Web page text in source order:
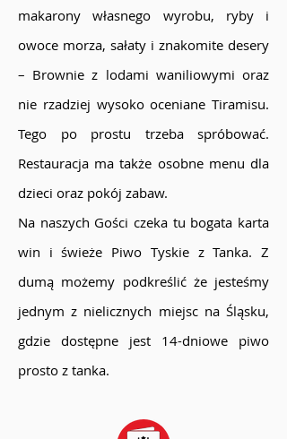
makarony własnego wyrobu, ryby i
owoce morza, sałaty i znakomite desery
– Brownie z lodami waniliowymi oraz
nie rzadziej wysoko oceniane Tiramisu.
Tego po prostu trzeba spróbować.
Restauracja ma także osobne menu dla
dzieci oraz pokój zabaw.
Na naszych Gości czeka tu bogata karta
win i świeże Piwo Tyskie z Tanka. Z
dumą możemy podkreślić że jesteśmy
jednym z nielicznych miejsc na Śląsku,
gdzie dostępne jest 14-dniowe piwo
prosto z tanka.